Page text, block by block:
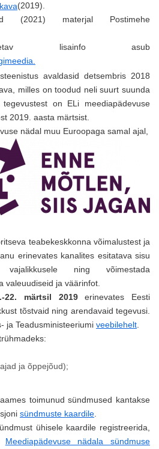
(2019).
(2021) materjal Postimehe
lisainfo asub
avaldasid detsembris 2018
milles on toodud neli suurt suunda
on ELi meediapädevuse
2019. aasta märtsist.
nädal muu Euroopaga samal ajal,
teabekeskkonna võimalustest ja
erinevates kanalites esitatava sisu
vajalikkusele ning võimestada
valeuudiseid ja väärinfot.
22. märtsil 2019erinevates Eesti
tõstvaid ning arendavaid tegevusi.
ja Teadusministeeriumi veebilehelt
ja õppejõud);
toimunud sündmused kantakse
sündmuste kaardile
ühisele kaardile registreerida,
Meediapädevuse nädala sündmuse